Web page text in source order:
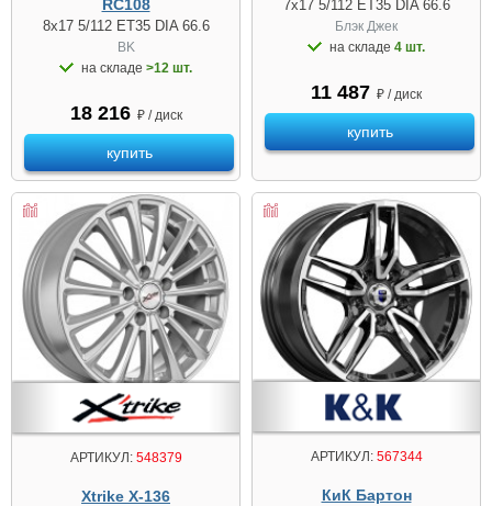
RC108
8x17 5/112 ET35 DIA 66.6
BK
на складе >12 шт.
18 216 ₽ / диск
купить
7x17 5/112 ET35 DIA 66.6
Блэк Джек
на складе 4 шт.
11 487 ₽ / диск
купить
АРТИКУЛ:548379
Xtrike X-136
АРТИКУЛ:567344
КиК Бартон